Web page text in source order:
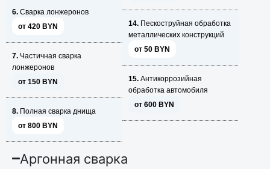
6. Сварка лонжеронов
от 420 BYN
7. Частичная сварка
лонжеронов
от 150 BYN
8. Полная сварка днища
от 800 BYN
14.Пескоструйная обработка
металлических конструкций
от 50 BYN
15.Антикоррозийная
обработка автомобиля
от 600 BYN
Аргонная сварка